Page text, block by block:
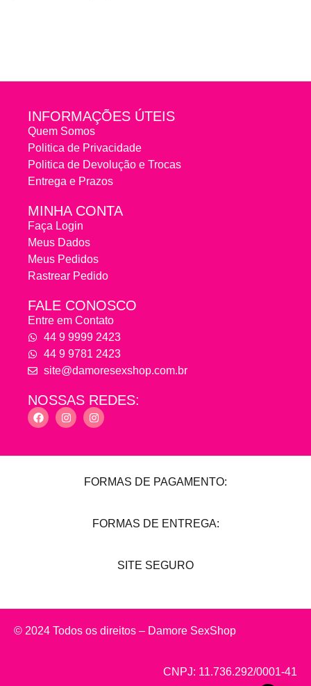
INFORMAÇÕES ÚTEIS
Quem Somos
Politica de Privacidade
Politica de Devolução e Trocas
Entrega e Prazos
MINHA CONTA
Faça Login
Meus Dados
Meus Pedidos
Rastrear Pedido
FALE CONOSCO
Entre em Contato
44 9 9999 2423
44 9 9781 2423
site@damoresexshop.com.br
NOSSAS REDES:
FORMAS DE PAGAMENTO:
FORMAS DE ENTREGA:
SITE SEGURO
© 2024 Todos os direitos – Damore SexShop
CNPJ: 11.736.292/0001-41